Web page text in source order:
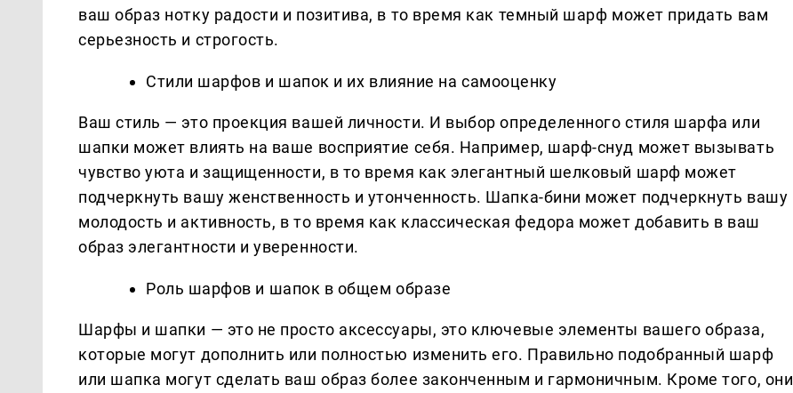
ваш образ нотку радости и позитива, в то время как темный шарф может придать вам
серьезность и строгость.
Стили шарфов и шапок и их влияние на самооценку
Ваш стиль — это проекция вашей личности. И выбор определенного стиля шарфа или
шапки может влиять на ваше восприятие себя. Например, шарф-снуд может вызывать
чувство уюта и защищенности, в то время как элегантный шелковый шарф может
подчеркнуть вашу женственность и утонченность. Шапка-бини может подчеркнуть вашу
молодость и активность, в то время как классическая федора может добавить в ваш
образ элегантности и уверенности.
Роль шарфов и шапок в общем образе
Шарфы и шапки — это не просто аксессуары, это ключевые элементы вашего образа,
которые могут дополнить или полностью изменить его. Правильно подобранный шарф
или шапка могут сделать ваш образ более законченным и гармоничным. Кроме того, они